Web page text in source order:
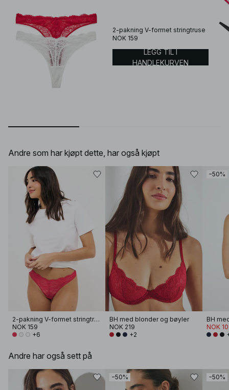
2-pakning V-formet stringtruse
NOK 159
LEGG TIL I
HANDLEKURVEN
Andre som har kjøpt dette, har også kjøpt
2-pakning V-formet stringtruse
NOK 159
+6
BH med blonder og bøyler
NOK 219
+2
−50%
BH
NOK
Andre har også sett på
−50% −50%